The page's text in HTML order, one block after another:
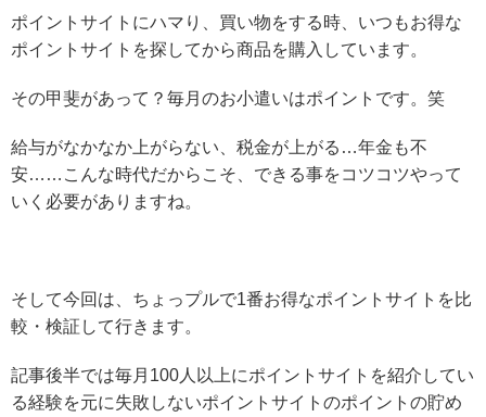
ポイントサイトにハマり、買い物をする時、いつもお得な
ポイントサイトを探してから商品を購入しています。
その甲斐があって？毎月のお小遣いはポイントです。笑
給与がなかなか上がらない、税金が上がる…年金も不
安……こんな時代だからこそ、できる事をコツコツやって
いく必要がありますね。
そして今回は、ちょっプルで1番お得なポイントサイトを比
較・検証して行きます。
記事後半では毎月100人以上にポイントサイトを紹介してい
る経験を元に失敗しないポイントサイトのポイントの貯め